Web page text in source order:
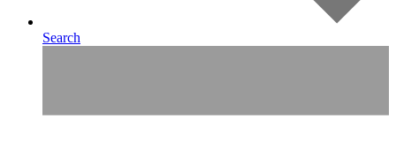
Search